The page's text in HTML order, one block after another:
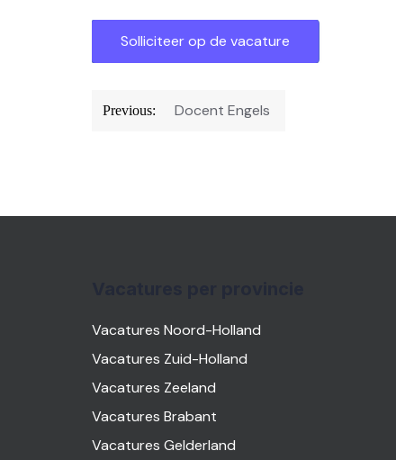
Bericht
Previous: Docent Engels
Vacatures Noord-Holland
Vacatures Zuid-Holland
Vacatures Zeeland
Vacatures Brabant
Vacatures Gelderland